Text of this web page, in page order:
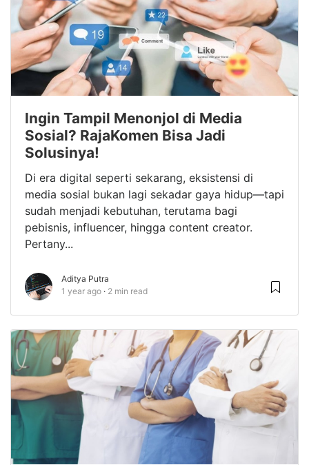
Ingin Tampil Menonjol di Media
Sosial? RajaKomen Bisa Jadi
Solusinya!
Di era digital seperti sekarang, eksistensi di
media sosial bukan lagi sekadar gaya hidup—tapi
sudah menjadi kebutuhan, terutama bagi
pebisnis, influencer, hingga content creator.
Pertany...
Aditya Putra
1 year ago
2 min read